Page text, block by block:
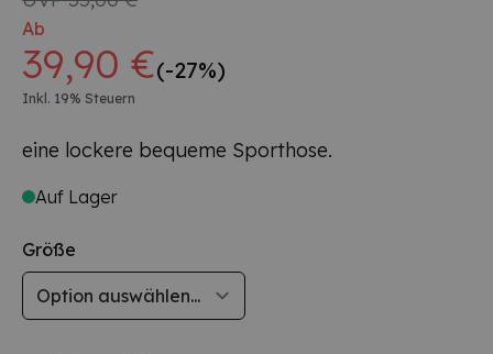
Ab
39,90 €(-27%)
Inkl. 19% Steuern
eine lockere bequeme Sporthose.
Auf Lager
Größe